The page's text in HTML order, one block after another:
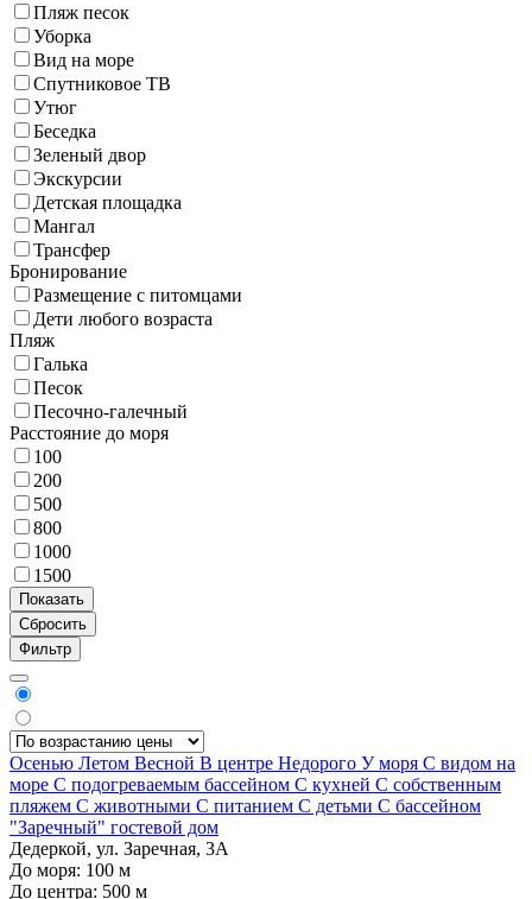
Пляж песок
Уборка
Вид на море
Спутниковое ТВ
Утюг
Беседка
Зеленый двор
Экскурсии
Детская площадка
Мангал
Трансфер
Бронирование
Размещение с питомцами
Дети любого возраста
Пляж
Галька
Песок
Песочно-галечный
Расстояние до моря
100
200
500
800
1000
1500
Фильтр
Осенью Летом Весной В центре Недорого У моря С видом на
море С подогреваемым бассейном С кухней С собственным
пляжем С животными С питанием С детьми С бассейном
"Заречный" гостевой дом
Дедеркой, ул. Заречная, 3А
До моря: 100 м
До центра: 500 м